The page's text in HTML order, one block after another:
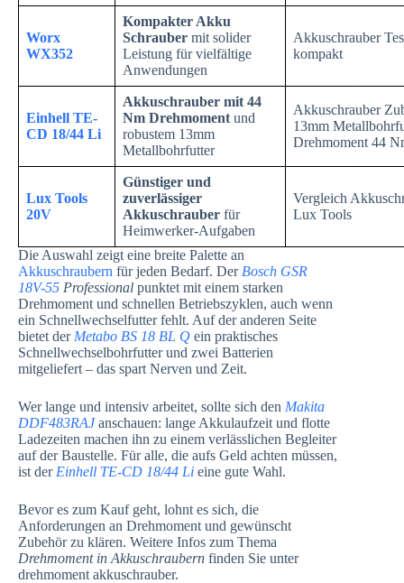
Worx
WX352
Kompakter Akku
Schrauber mit solider
Leistung für vielfältige
Anwendungen
Akkuschrauber
kompakt
Einhell TE-
CD 18/44 Li
Akkuschrauber mit 44
Nm Drehmoment und
robustem 13mm
Metallbohrfutter
Akkuschrauber
13mm
Drehmoment 44
Lux Tools
20V
Günstiger und
zuverlässiger
Akkuschrauber für
Heimwerker-Aufgaben
Vergleich
Lux Tools
Die Auswahl zeigt eine breite Palette an
Akkuschraubern für jeden Bedarf. Der Bosch GSR
18V-55 Professional punktet mit einem starken
Drehmoment und schnellen Betriebszyklen, auch wenn
ein Schnellwechselfutter fehlt. Auf der anderen Seite
bietet der Metabo BS 18 BL Q ein praktisches
Schnellwechselbohrfutter und zwei Batterien
mitgeliefert – das spart Nerven und Zeit.
Wer lange und intensiv arbeitet, sollte sich den Makita
DDF483RAJanschauen: lange Akkulaufzeit und flotte
Ladezeiten machen ihn zu einem verlässlichen Begleiter
auf der Baustelle. Für alle, die aufs Geld achten müssen,
ist der Einhell TE-CD 18/44 Li eine gute Wahl.
Bevor es zum Kauf geht, lohnt es sich, die
Anforderungen an Drehmoment und gewünscht
Zubehör zu klären. Weitere Infos zum Thema
Drehmoment in Akkuschraubern finden Sie unter
drehmoment akkuschrauber.